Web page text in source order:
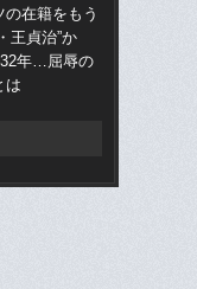
の在籍をもう
王貞治”か
32年…屈辱の
は